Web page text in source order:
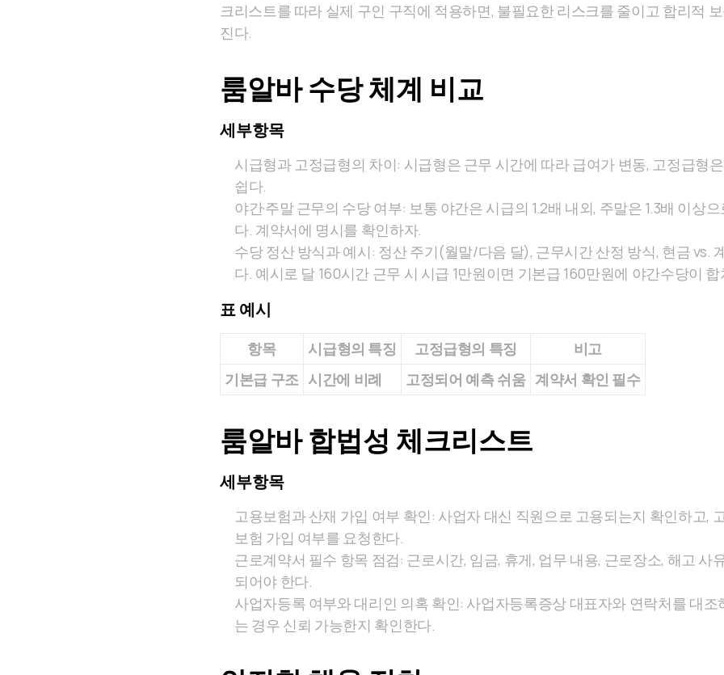
크리스트를 따라 실제 구인 구직에 적용하면, 불필요한 리스크를 줄이고 합리적
진다.
룸알바 수당 체계 비교
세부항목
시급형과 고정급형의 차이: 시급형은 근무 시간에 따라 급여가 변동, 고정급형
쉽다.
야간·주말 근무의 수당 여부: 보통 야간은 시급의 1.2배 내외, 주말은 1.3배 이상
다. 계약서에 명시를 확인하자.
수당 정산 방식과 예시: 정산 주기(월말/다음 달), 근무시간 산정 방식, 현금 vs.
다. 예시로 달 160시간 근무 시 시급 1만원이면 기본급 160만원에 야간수당이
표 예시
항목 시급형의 특징 고정급형의 특징
비고
기본급 구조 시간에 비례 고정되어 예측 쉬움 계약서 확인 필수
룸알바 합법성 체크리스트
세부항목
고용보험과 산재 가입 여부 확인: 사업자 대신 직원으로 고용되는지 확인하고,
보험 가입 여부를 요청한다.
근로계약서 필수 항목 점검: 근로시간, 임금, 휴게, 업무 내용, 근로장소, 해고 사
되어야 한다.
사업자등록 여부와 대리인 의혹 확인: 사업자등록증상 대표자와 연락처를 대조
는 경우 신뢰 가능한지 확인한다.